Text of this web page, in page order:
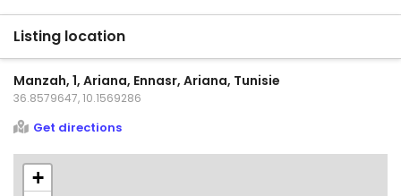
Listing location
Manzah, 1, Ariana, Ennasr, Ariana, Tunisie
36.8579647, 10.1569286
Get directions
+